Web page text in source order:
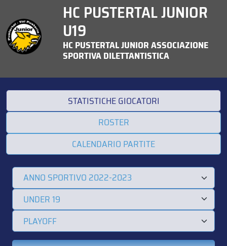
HC PUSTERTAL JUNIOR
U19
HC PUSTERTAL JUNIOR ASSOCIAZIONE
SPORTIVA DILETTANTISTICA
STATISTICHE GIOCATORI
ROSTER
CALENDARIO PARTITE